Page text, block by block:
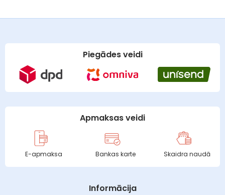
Piegādes veidi
Apmaksas veidi
E-apmaksa Bankas karte Skaidra naudā
Informācija